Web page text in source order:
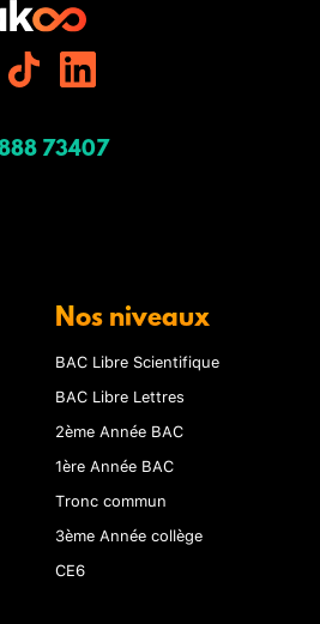
73407
Nos niveaux
BAC Libre Scientifique
BAC Libre Lettres
2ème Année BAC
1ère Année BAC
Tronc commun
3ème Année collège
CE6